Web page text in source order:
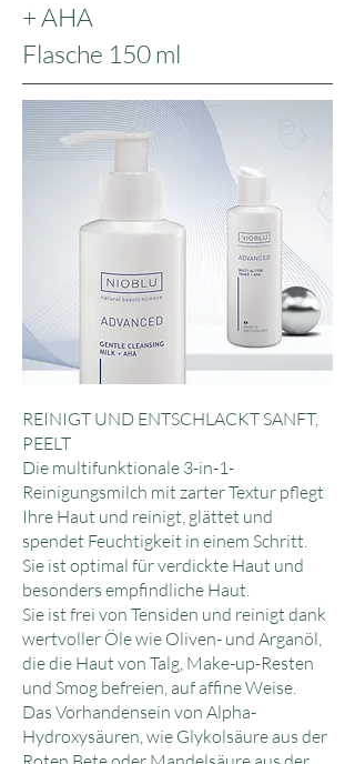
+ AHA
Flasche 150 ml
REINIGT UND ENTSCHLACKT SANFT,
PEELT
Die multifunktionale 3-in-1-
Reinigungsmilch mit zarter Textur pflegt
Ihre Haut und reinigt, glättet und
spendet Feuchtigkeit in einem Schritt.
Sie ist optimal für verdickte Haut und
besonders empfindliche Haut.
Sie ist frei von Tensiden und reinigt dank
wertvoller Öle wie Oliven- und Arganöl,
die die Haut von Talg, Make-up-Resten
und Smog befreien, auf affine Weise.
Das Vorhandensein von Alpha-
Hydroxysäuren, wie Glykolsäure aus der